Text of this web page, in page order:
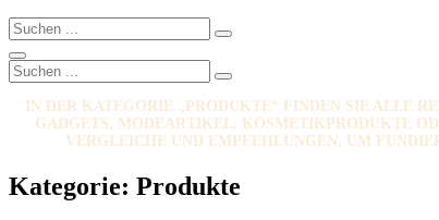
Search
for:
Search
Search
Search
for:
Search
IN DER KATEGORIE „PRODUKTE“ FINDEN SIE ALLE
GADGETS, MODEARTIKEL, KOSMETIKPRODUKTE
VERGLEICHE UND EMPFEHLUNGEN, UM
Kategorie: Produkte